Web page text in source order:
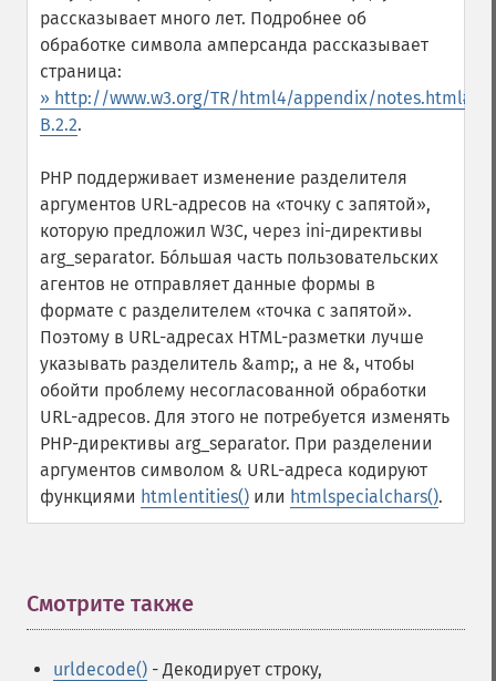
рассказывает много лет. Подробнее об
обработке символа амперсанда рассказывает
страница:
» http://www.w3.org/TR/html4/appendix/notes.html#h-
B.2.2.
PHP поддерживает изменение разделителя
аргументов URL-адресов на «точку с запятой»,
которую предложил W3C, через ini-директивы
arg_separator. Бо́льшая часть пользовательских
агентов не отправляет данные формы в
формате с разделителем «точка с запятой».
Поэтому в URL-адресах HTML-разметки лучше
указывать разделитель &amp;, а не &, чтобы
обойти проблему несогласованной обработки
URL-адресов. Для этого не потребуется изменять
PHP-директивы arg_separator. При разделении
аргументов символом & URL-адреса кодируют
функциями htmlentities() или htmlspecialchars().
Смотрите также
urldecode() - Декодирует строку,